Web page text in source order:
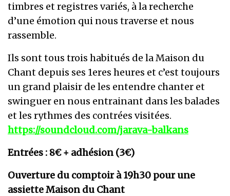
timbres et registres variés, à la recherche
d’une émotion qui nous traverse et nous
rassemble.
Ils sont tous trois habitués de la Maison du
Chant depuis ses 1eres heures et c’est toujours
un grand plaisir de les entendre chanter et
swinguer en nous entrainant dans les balades
et les rythmes des contrées visitées.
https://soundcloud.com/jarava-balkans
Entrées : 8€ + adhésion (3€)
Ouverture du comptoir à 19h30 pour une
assiette Maison du Chant